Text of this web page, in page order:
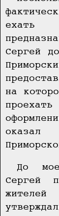
ехать
Сергей
на
оказал
До
Сергей